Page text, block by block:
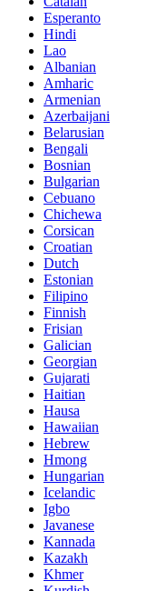
Esperanto
Hindi
Lao
Albanian
Amharic
Armenian
Azerbaijani
Belarusian
Bengali
Bosnian
Bulgarian
Cebuano
Chichewa
Corsican
Croatian
Dutch
Estonian
Filipino
Finnish
Frisian
Galician
Georgian
Gujarati
Haitian
Hausa
Hawaiian
Hebrew
Hmong
Hungarian
Icelandic
Igbo
Javanese
Kannada
Kazakh
Khmer